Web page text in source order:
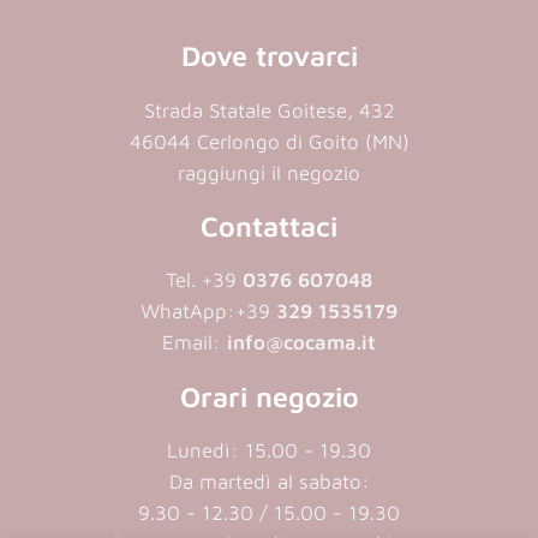
Dove trovarci
Strada Statale Goitese, 432
46044 Cerlongo di Goito (MN)
raggiungi il negozio
Contattaci
Tel. +39 0376 607048
WhatApp: +39 329 1535179
Email: info@cocama.it
Orari negozio
Lunedì: 15.00 - 19.30
Da martedì al sabato:
9.30 - 12.30 / 15.00 - 19.30